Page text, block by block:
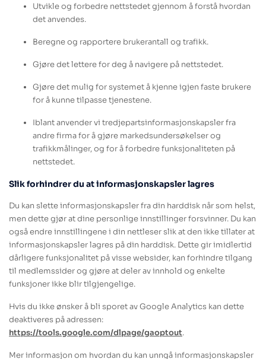
Utvikle og forbedre nettstedet gjennom å forstå hvordan
det anvendes.
Beregne og rapportere brukerantall og trafikk.
Gjøre det lettere for deg å navigere på nettstedet.
Gjøre det mulig for systemet å kjenne igjen faste brukere
for å kunne tilpasse tjenestene.
Iblant anvender vi tredjepartsinformasjonskapsler fra
andre firma for å gjøre markedsundersøkelser og
trafikkmålinger, og for å forbedre funksjonaliteten på
nettstedet.
Slik forhindrer du at informasjonskapsler lagres
Du kan slette informasjonskapsler fra din harddisk når som helst,
men dette gjør at dine personlige innstillinger forsvinner. Du kan
også endre innstillingene i din nettleser slik at den ikke tillater at
informasjonskapsler lagres på din harddisk. Dette gir imidlertid
dårligere funksjonalitet på visse websider, kan forhindre tilgang
til medlemssider og gjøre at deler av innhold og enkelte
funksjoner ikke blir tilgjengelige.
Hvis du ikke ønsker å bli sporet av Google Analytics kan dette
deaktiveres på adressen:
https://tools.google.com/dlpage/gaoptout.
Mer informasjon om hvordan du kan unngå informasjonskapsler